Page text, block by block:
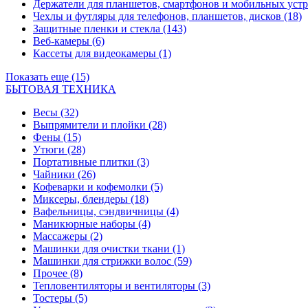
Держатели для планшетов, смартфонов и мобильных
Чехлы и футляры для телефонов, планшетов, дисков (18)
Защитные пленки и стекла (143)
Веб-камеры (6)
Кассеты для видеокамеры (1)
Показать еще (15)
БЫТОВАЯ ТЕХНИКА
Весы (32)
Выпрямители и плойки (28)
Фены (15)
Утюги (28)
Портативные плитки (3)
Чайники (26)
Кофеварки и кофемолки (5)
Миксеры, блендеры (18)
Вафельницы, сэндвичницы (4)
Маникюрные наборы (4)
Массажеры (2)
Машинки для очистки ткани (1)
Машинки для стрижки волос (59)
Прочее (8)
Тепловентиляторы и вентиляторы (3)
Тостеры (5)